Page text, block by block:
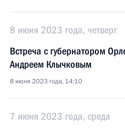
8 июня 2023 года, четверг
Встреча с губернатором
Андреем Клычковым
8 июня 2023 года, 14:10
7 июня 2023 года, среда